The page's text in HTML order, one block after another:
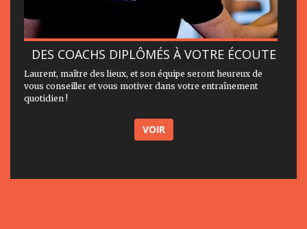
DES COACHS DIPLÔMÉS À VOTRE ÉCOUTE
Laurent, maître des lieux, et son équipe seront heureux de
vous conseiller et vous motiver dans votre entraînement
quotidien !
VOIR